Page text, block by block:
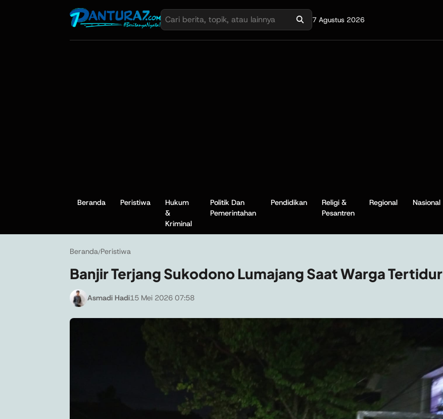
7 Agustus 2026
Beranda Peristiwa
Hukum
&
Kriminal
Politik Dan
Pemerintahan
Pendidikan
Religi &
Pesantren
Regional Nasional
Beranda/Peristiwa
Banjir Terjang Sukodono Lumajang Saat Warga Tertidur
Asmadi Hadi15 Mei 2026 07:58